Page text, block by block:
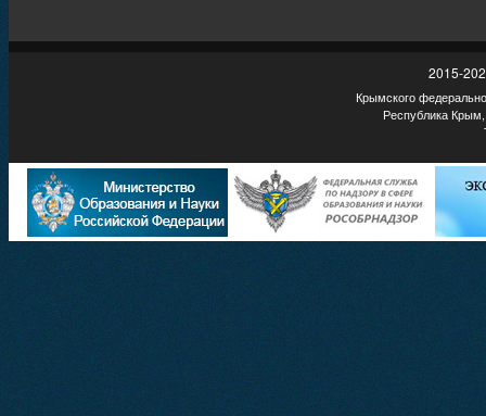
2015-
Крымского
Республика